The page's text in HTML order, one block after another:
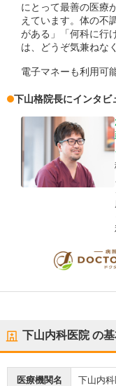
にとって最善の医療
えています。体の不
がある」「何科に行
は、どうぞ気兼ねな
電子マネーも利用可
下山格院長にインタビ
下山内科医院の基
医療機関名 下山内